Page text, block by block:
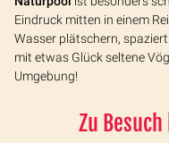
Eindruck mitten in einem
Wasser plätschern,
mit etwas Glück seltene
Umgebung!
Zu